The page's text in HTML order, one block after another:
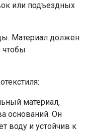
или подъездных
Материал должен
чтобы
материал,
оснований. Он
воду и устойчив к